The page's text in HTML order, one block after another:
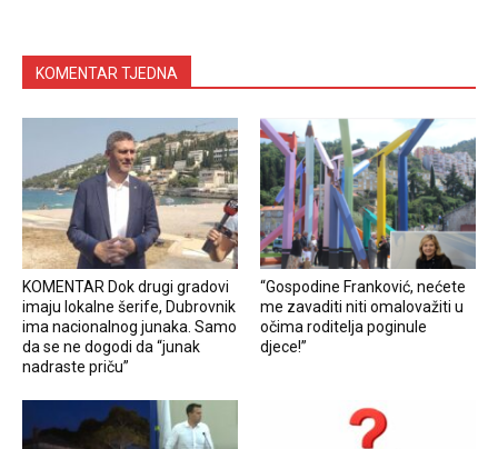
KOMENTAR TJEDNA
KOMENTAR Dok drugi gradovi
imaju lokalne šerife, Dubrovnik
ima nacionalnog junaka. Samo
da se ne dogodi da “junak
nadraste priču”
“Gospodine Franković, nećete
me zavaditi niti omalovažiti u
očima roditelja poginule
djece!”